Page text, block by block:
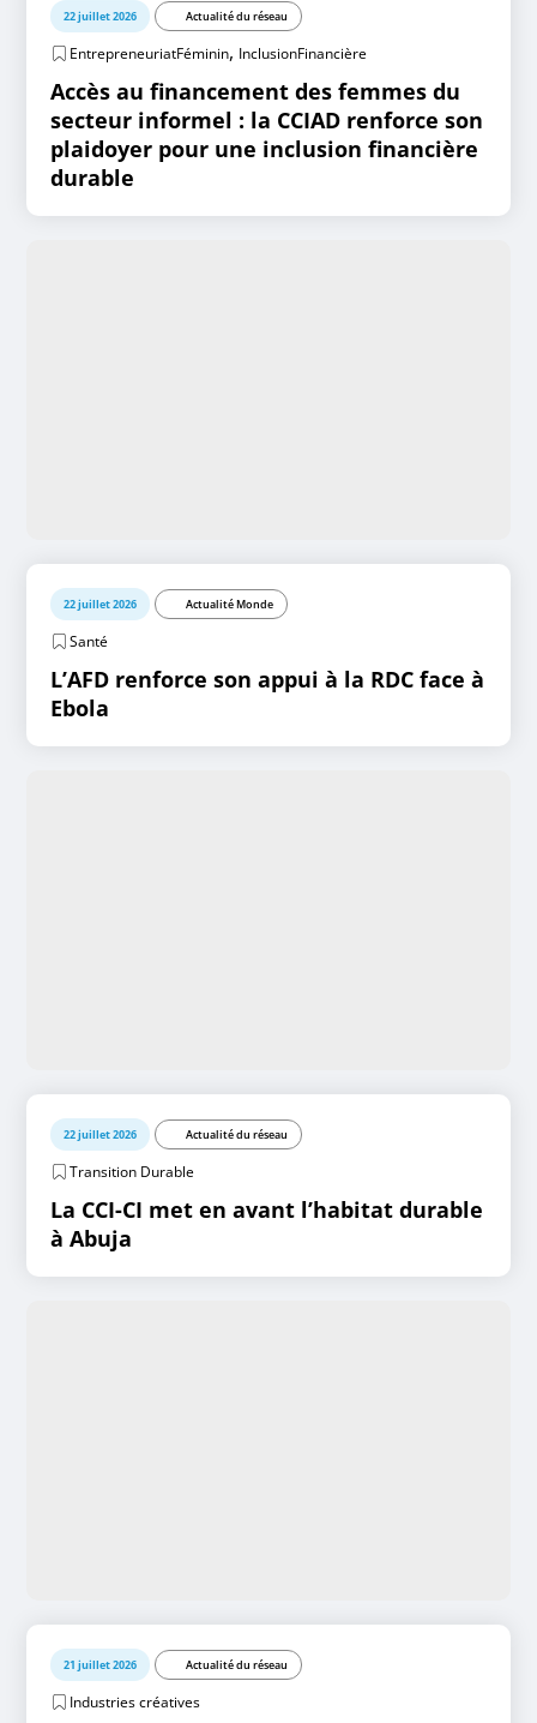
22 juillet 2026 Actualité du réseau
EntrepreneuriatFéminin, InclusionFinancière
Accès au financement des femmes du
secteur informel : la CCIAD renforce son
plaidoyer pour une inclusion financière
durable
22 juillet 2026 Actualité Monde
Santé
L’AFD renforce son appui à la RDC face à
Ebola
22 juillet 2026 Actualité du réseau
Transition Durable
La CCI-CI met en avant l’habitat durable
à Abuja
21 juillet 2026 Actualité du réseau
Industries créatives